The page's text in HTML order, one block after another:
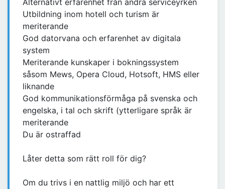
Alternativt erfarenhet från andra serviceyrken
Utbildning inom hotell och turism är
meriterande
God datorvana och erfarenhet av digitala
system
Meriterande kunskaper i bokningssystem
såsom Mews, Opera Cloud, Hotsoft, HMS eller
liknande
God kommunikationsförmåga på svenska och
engelska, i tal och skrift (ytterligare språk är
meriterande
Du är ostraffad
Låter detta som rätt roll för dig?
Om du trivs i en nattlig miljö och har ett